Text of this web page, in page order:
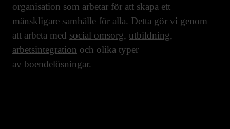
organisation som arbetar för att skapa ett
mänskligare samhälle för alla. Detta gör vi genom
att arbeta med social omsorg, utbildning,
arbetsintegration och olika typer
av boendelösningar.